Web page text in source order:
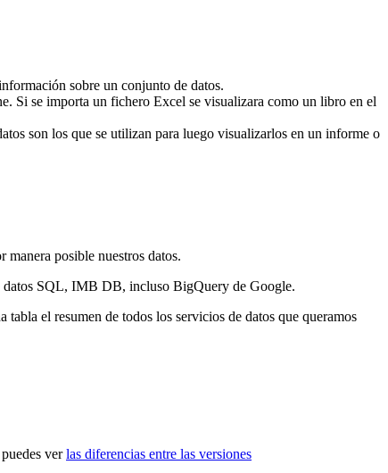
sobre un conjunto de datos.
Si se importa un fichero Excel se visualizara como un libro en el
son los que se utilizan para luego visualizarlos en un informe o
manera posible nuestros datos.
datos SQL, IMB DB, incluso BigQuery de Google.
el resumen de todos los servicios de datos que queramos
verlas diferencias entre las versiones